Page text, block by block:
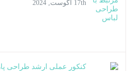
17th آگوست, 2024
کنکور عملی ارشد طراحی